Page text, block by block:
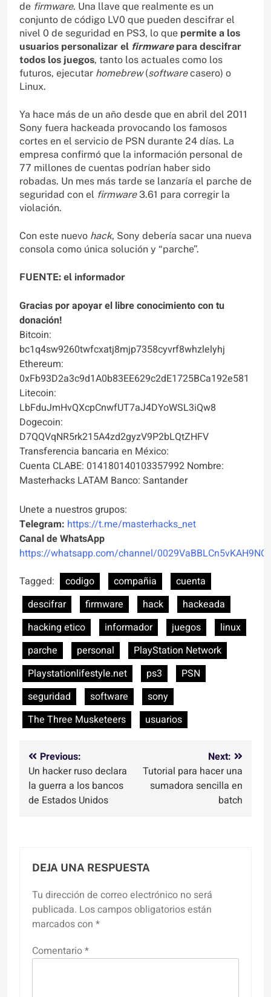
de firmware. Una llave que realmente es un
conjunto de código LV0 que pueden descifrar el
nivel 0 de seguridad en PS3, lo que permite a los
usuarios personalizar el firmwarepara descifrar
todos los juegos, tanto los actuales como los
futuros, ejecutar homebrew(softwarecasero) o
Linux.
Ya hace más de un año desde que en abril del 2011
Sony fuera hackeada provocando los famosos
cortes en el servicio de PSN durante 24 días. La
empresa confirmó que la información personal de
77 millones de cuentas podrían haber sido
robadas. Un mes más tarde se lanzaría el parche de
seguridad con el firmware3.61 para corregir la
violación.
Con este nuevo hack, Sony debería sacar una nueva
consola como única solución y “parche”.
FUENTE: el informador
Gracias por apoyar el libre conocimiento con tu
donación!
Bitcoin:
bc1q4sw9260twfcxatj8mjp7358cyvrf8whzlelyhj
Ethereum:
0xFb93D2a3c9d1A0b83EE629c2dE1725BCa192e581
Litecoin:
LbFduJmHvQXcpCnwfUT7aJ4DYoWSL3iQw8
Dogecoin:
D7QQVqNR5rk215A4zd2gyzV9P2bLQtZHFV
Transferencia bancaria en México:
Cuenta CLABE: 014180140103357992 Nombre:
Masterhacks LATAM Banco: Santander
Unete a nuestros grupos:
Telegram: https://t.me/masterhacks_net
Canal de WhatsApp
https://whatsapp.com/channel/
Tagged:
codigo compañia
cuenta
descifrar
firmware hack
hackeada
hacking etico
informador juegos
linux
parche
personal
PlayStation Network
Playstationlifestyle.net
ps3
PSN
seguridad
software
sony
The Three Musketeers
usuarios
Navegación
de
entradas
Previous:
Un hacker ruso declara
la guerra a los bancos
de Estados Unidos
Next:
Tutorial para hacer una
sumadora sencilla en
batch
DEJA UNA RESPUESTA
Tu dirección de correo electrónico no será
publicada. Los campos obligatorios están
marcados con *
Comentario*